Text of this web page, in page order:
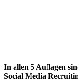
In allen 5 Auflagen
Social Media